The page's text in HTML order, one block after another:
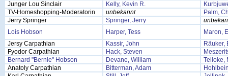
Junger Lou Sinclair
Kelly, Kevin R.
TV-Homeshopping-Moderatorin
unbekannt
Palm,
Jerry Springer
Springer, Jerry
Lois Hobson
Harper, Tess
Maron,
Jersy Carpathian
Kassir, John
Räuker,
Fyodor Carpathian
Hack, Steven
Bernard "Bernie" Hobson
Devane, William
Telloke,
Anatoly Carpathian
Bitterman, Adam